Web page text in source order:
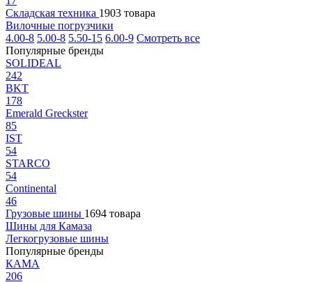
Складская техника 1903 товара
Вилочные погрузчики
4.00-8 5.00-8 5.50-15 6.00-9 Смотреть все
Популярные бренды
SOLIDEAL
242
BKT
178
Emerald Greckster
85
IST
54
STARCO
54
Continental
46
Грузовые шины 1694 товара
Шины для Камаза
Легкогрузовые шины
Популярные бренды
КАМА
206